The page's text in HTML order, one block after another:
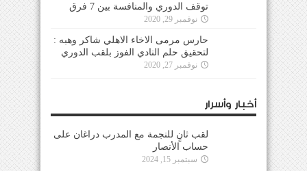
توقف الدوري والمنافسة بين 7 فرق
نوفمبر 29, 2020
حارس مرمى الاخاء الاهلي شاكر وهبه :
لتحقيق حلم النادي الفوز بلقب الدوري
نوفمبر 27, 2020
أخبار وأسرار
لقب ثانٍ للنجمة مع المدرب دراغان على
حساب الأنصار
سبتمبر 15, 2024